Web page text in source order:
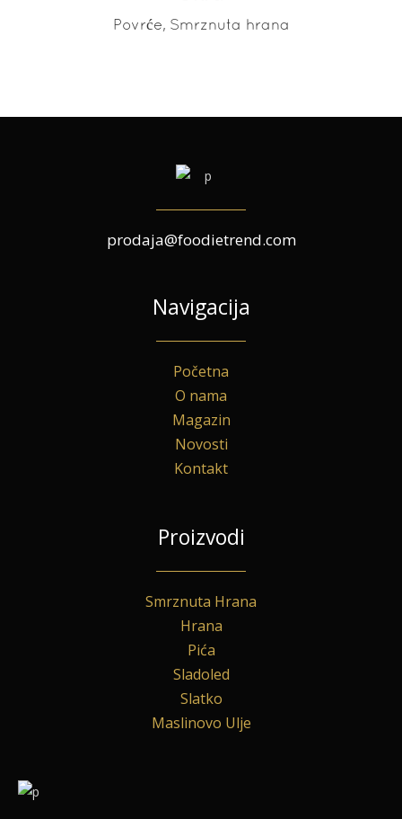
Povrće, Smrznuta hrana
prodaja@foodietrend.com
Navigacija
Početna
O nama
Magazin
Novosti
Kontakt
Proizvodi
Smrznuta Hrana
Hrana
Pića
Sladoled
Slatko
Maslinovo Ulje